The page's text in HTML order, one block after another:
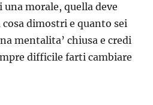
morale, quella deve
dimostri e quanto sei
mentalita’ chiusa e credi
difficile farti cambiare